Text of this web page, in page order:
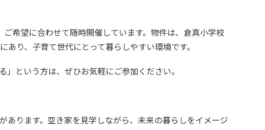
希望に合わせて随時開催しています。物件は、倉真小学校
り、子育て世代にとって暮らしやすい環境です。
」という方は、ぜひお気軽にご参加ください。